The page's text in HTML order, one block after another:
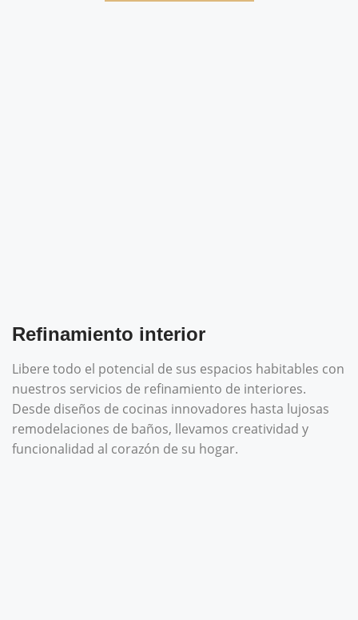
Refinamiento interior
Libere todo el potencial de sus espacios habitables con
nuestros servicios de refinamiento de interiores.
Desde diseños de cocinas innovadores hasta lujosas
remodelaciones de baños, llevamos creatividad y
funcionalidad al corazón de su hogar.